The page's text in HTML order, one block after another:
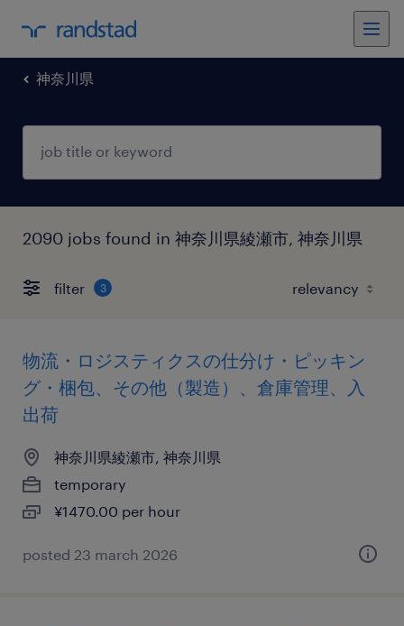
神奈川県
2090 jobs found in 神奈川県綾瀬市, 神奈川県
filter 3
物流・ロジスティクスの仕分け・ピッキン
グ・梱包、その他（製造）、倉庫管理、入
出荷
神奈川県綾瀬市, 神奈川県
temporary
¥1470.00 per hour
posted 23 march 2026